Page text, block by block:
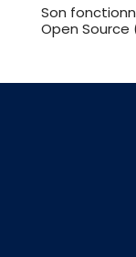
Son
Open Source